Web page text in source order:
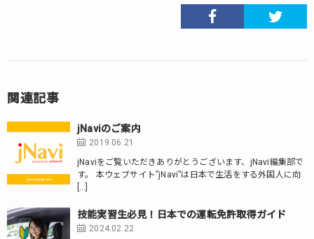
関連記事
jNaviのご案内
2019.06.21
jNaviをご覧いただきありがとうございます、jNavi編集部で
す。 本ウェブサイト”jNavi”は日本で生活をする外国人に向
技能実習生必見！日本での運転免許取得ガイド
2024.02.22